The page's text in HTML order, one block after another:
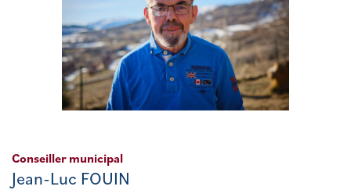
Conseiller municipal
Jean-Luc FOUIN